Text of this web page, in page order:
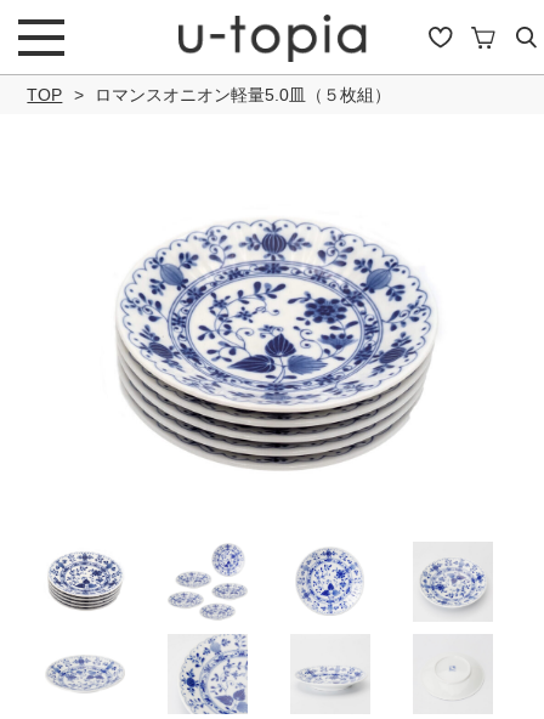
キーワード
セール
50％OFF～ 50％OFF 60％OFF
TOP ロマンスオニオン軽量5.0皿（５枚組）